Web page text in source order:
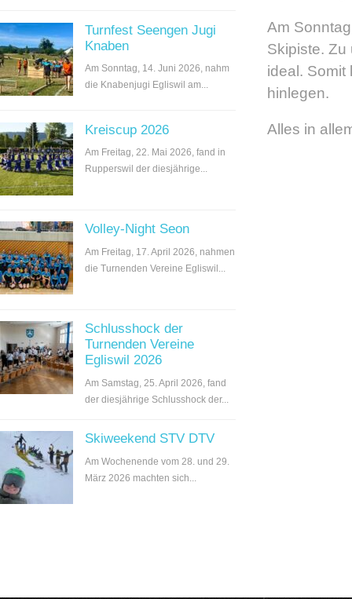
Turnfest Seengen Jugi
Knaben
Am Sonntag, 14. Juni 2026, nahm
die Knabenjugi Egliswil am...
Kreiscup 2026
Am Freitag, 22. Mai 2026, fand in
Rupperswil der diesjährige...
Volley-Night Seon
Am Freitag, 17. April 2026, nahmen
die Turnenden Vereine Egliswil...
Schlusshock der
Turnenden Vereine
Egliswil 2026
Am Samstag, 25. April 2026, fand
der diesjährige Schlusshock der...
Skiweekend STV DTV
Am Wochenende vom 28. und 29.
März 2026 machten sich...
Am
Skipiste. Zu
ideal. Somit
hinlegen.
Alles in